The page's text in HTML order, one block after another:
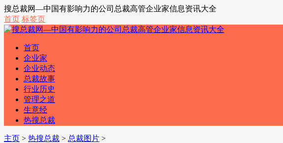
搜总裁网—中国有影响力的公司总裁高管企业家信息资讯大全
首页 标签页
首页
企业家
企业动态
总裁故事
行业历史
管理之道
生意经
热搜总裁
主页 > 热搜总裁 > 总裁图片 >